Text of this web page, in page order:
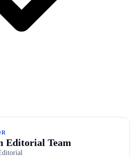
Editorial Team